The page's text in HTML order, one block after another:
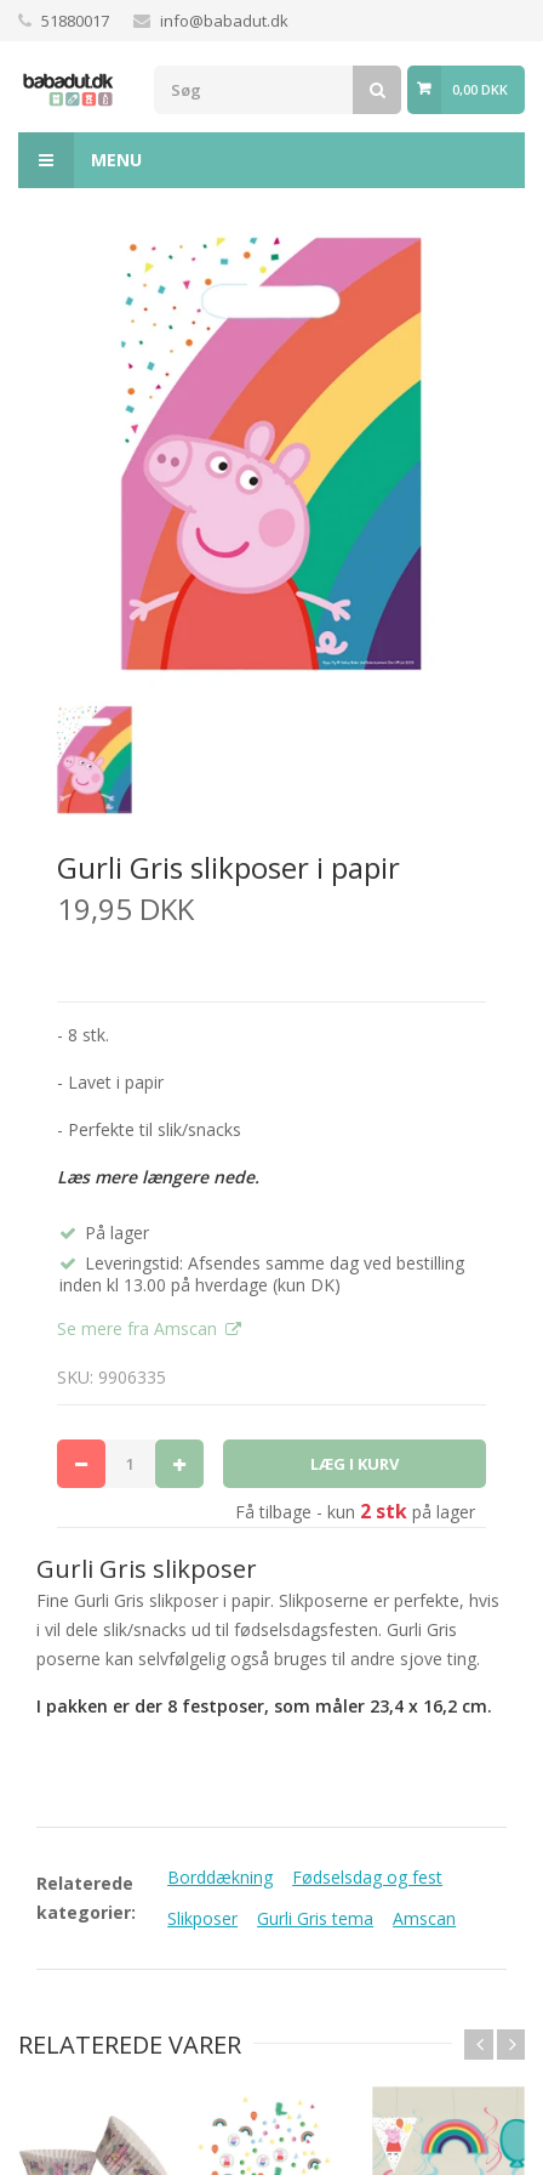
51880017 info@babadut.dk
0,00 DKK
MENU
Gurli Gris slikposer i papir
19,95 DKK
- 8 stk.
- Lavet i papir
- Perfekte til slik/snacks
Læs mere længere nede.
På lager
Leveringstid: Afsendes samme dag ved bestilling
inden kl 13.00 på hverdage (kun DK)
Se mere fra Amscan
SKU: 9906335
Få tilbage - kun 2 stkpå lager
Gurli Gris slikposer
Fine Gurli Gris slikposer i papir. Slikposerne er perfekte, hvis
i vil dele slik/snacks ud til fødselsdagsfesten. Gurli Gris
poserne kan selvfølgelig også bruges til andre sjove ting.
I pakken er der 8 festposer, som måler 23,4 x 16,2 cm.
Relaterede
kategorier:
Borddækning
Fødselsdag og fest
Slikposer
Gurli Gris tema Amscan
RELATEREDE VARER